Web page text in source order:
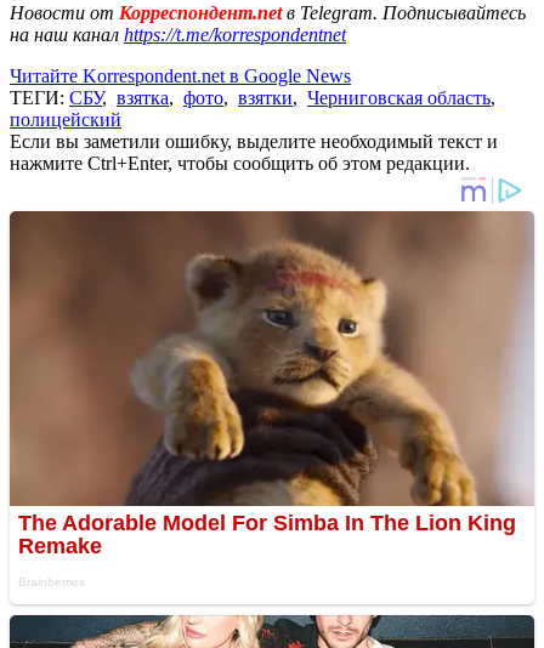
Новости от Корреспондент.netв Telegram. Подписывайтесь
на наш канал https://t.me/korrespondentnet
Читайте Korrespondent.net в Google News
ТЕГИ: СБУ, взятка, фото, взятки, Черниговская область,
полицейский
Если вы заметили ошибку, выделите необходимый текст и
нажмите Ctrl+Enter, чтобы сообщить об этом редакции.